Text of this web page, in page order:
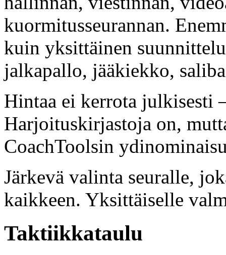
kuormitusseurannan.
kuin yksittäinen
jalkapallo, jääkiekko,
Hintaa ei kerrota
Harjoituskirjastoja on,
CoachToolsin
Järkevä valinta seuralle,
kaikkeen. Yksittäiselle
Taktiikkataulu